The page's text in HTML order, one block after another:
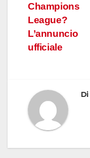
Champions
League?
L’annuncio
ufficiale
Di